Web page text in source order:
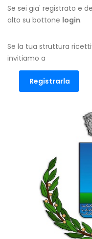
Se sei gia' registrato e
alto su bottone login.
Se la tua struttura
invitiamo a